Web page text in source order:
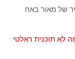
של מאור באח
לא תוכנית ראלטי